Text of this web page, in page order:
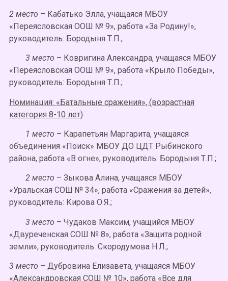
2 место – Кабатько Элла, учащаяся МБОУ
«Переясловская ООШ № 9», работа «За Родину!»,
руководитель: Бородыня Т.П.;
3 место – Ковригина Александра, учащаяся МБОУ
«Переясловская ООШ № 9», работа «Крыло Победы»,
руководитель: Бородыня Т.П.;
Номинация: «Батальные сражения», (возрастная
категория 8-10 лет)
1 место – Карапетьян Маргарита, учащаяся
объединения «Поиск» МБОУ ДО ЦДТ Рыбинского
района, работа «В огне», руководитель: Бородыня Т.П.;
2 место – Зыкова Алина, учащаяся МБОУ
«Уральская СОШ № 34», работа «Сражения за детей»,
руководитель: Кирова О.Я.;
3 место – Чудаков Максим, учащийся МБОУ
«Двуреченская СОШ № 8», работа «Защита родной
земли», руководитель: Скородумова Н.Л.;
3 место – Дубровина Елизавета, учащаяся МБОУ
«Александровская СОШ № 10», работа «Все для